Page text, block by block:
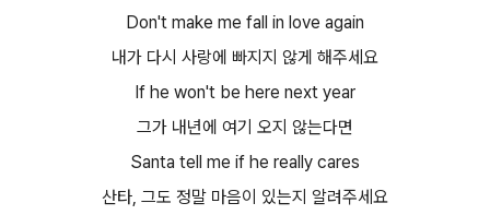
Don't make me fall in love again
내가 다시 사랑에 빠지지 않게 해주세요​
If he won't be here next year
그가 내년에 여기 오지 않는다면​
Santa tell me if he really cares
산타, 그도 정말 마음이 있는지 알려주세요​